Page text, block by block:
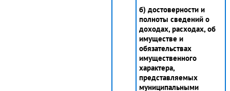
б) достоверности и
полноты сведений о
доходах, расходах, об
имуществе и
обязательствах
имущественного
характера,
представляемых
муниципальными